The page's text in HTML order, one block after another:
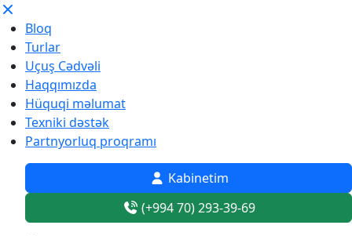
Bloq
Turlar
Uçuş Cədvəli
Haqqımızda
Hüquqi məlumat
Texniki dəstək
Partnyorluq proqramı
Kabinetim
(+994 70) 293-39-69